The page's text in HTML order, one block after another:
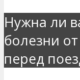
Нужна ли
болезни
перед